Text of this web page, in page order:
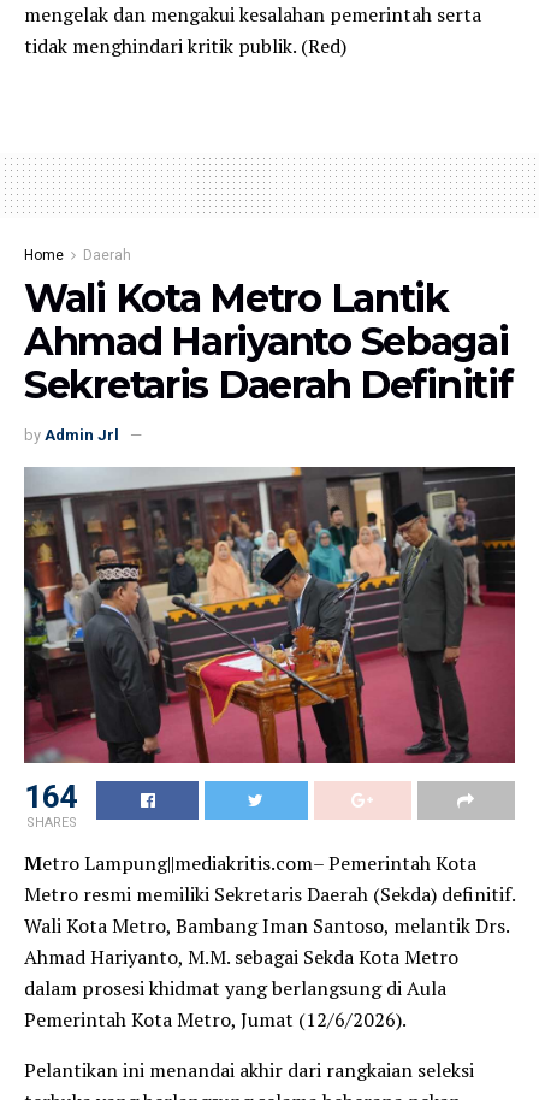
mengelak dan mengakui kesalahan pemerintah serta
tidak menghindari kritik publik. (Red)
Home Daerah
Wali Kota Metro Lantik
Ahmad Hariyanto Sebagai
Sekretaris Daerah Definitif
by Admin Jrl
164
SHARES
Metro Lampung||mediakritis.com– Pemerintah Kota
Metro resmi memiliki Sekretaris Daerah (Sekda) definitif.
Wali Kota Metro, Bambang Iman Santoso, melantik Drs.
Ahmad Hariyanto, M.M. sebagai Sekda Kota Metro
dalam prosesi khidmat yang berlangsung di Aula
Pemerintah Kota Metro, Jumat (12/6/2026).
​Pelantikan ini menandai akhir dari rangkaian seleksi